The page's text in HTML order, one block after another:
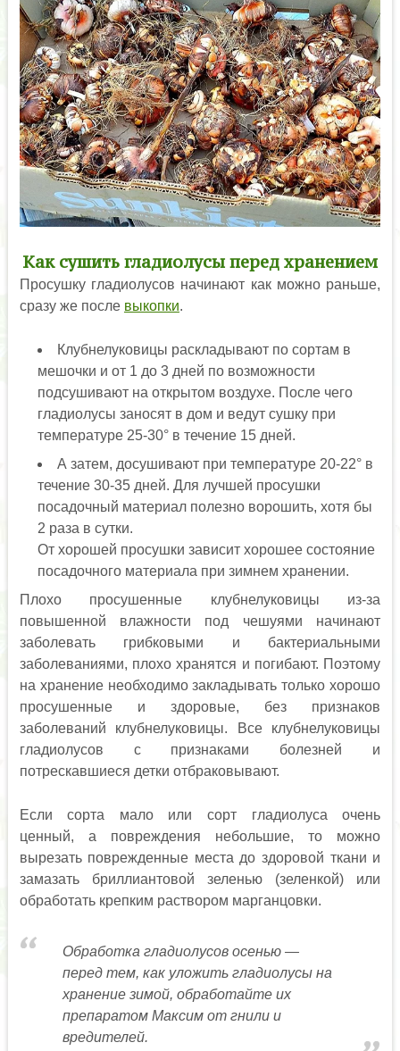
Как сушить гладиолусы перед хранением
Просушку гладиолусов начинают как можно раньше,
сразу же после выкопки.
Клубнелуковицы раскладывают по сортам в
мешочки и от 1 до 3 дней по возможности
подсушивают на открытом воздухе. После чего
гладиолусы заносят в дом и ведут сушку при
температуре 25-30° в течение 15 дней.
А затем, досушивают при температуре 20-22° в
течение 30-35 дней. Для лучшей просушки
посадочный материал полезно ворошить, хотя бы
2 раза в сутки.
От хорошей просушки зависит хорошее состояние
посадочного материала при зимнем хранении.
Плохо просушенные клубнелуковицы из-за
повышенной влажности под чешуями начинают
заболевать грибковыми и бактериальными
заболеваниями, плохо хранятся и погибают. Поэтому
на хранение необходимо закладывать только хорошо
просушенные и здоровые, без признаков
заболеваний клубнелуковицы. Все клубнелуковицы
гладиолусов с признаками болезней и
потрескавшиеся детки отбраковывают.
Если сорта мало или сорт гладиолуса очень
ценный, а повреждения небольшие, то можно
вырезать поврежденные места до здоровой ткани и
замазать бриллиантовой зеленью (зеленкой) или
обработать крепким раствором марганцовки.
Обработка гладиолусов осенью —
перед тем, как уложить гладиолусы на
хранение зимой, обработайте их
препаратом Максим от гнили и
вредителей.